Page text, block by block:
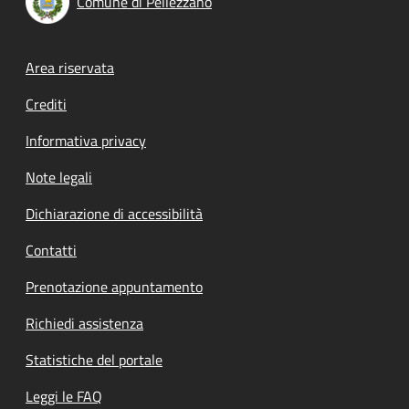
Footer menu
Area riservata
Crediti
Informativa privacy
Note legali
Dichiarazione di accessibilità
Contatti
Prenotazione appuntamento
Richiedi assistenza
Statistiche del portale
Leggi le FAQ